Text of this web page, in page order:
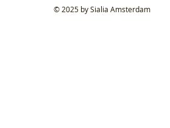
© 2025 by Sialia Amsterdam